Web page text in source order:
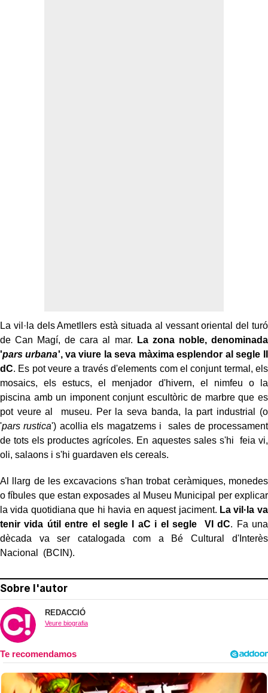
La vil·la dels Ametllers està situada al vessant oriental del turó
de Can Magí,de cara al mar.
La zona noble, denominada
'pars urbana', va viure la seva màxima esplendor al segle II
dC. Es pot veure a través d'elements com el conjunt termal, els
mosaics, els estucs, el menjador d'hivern, el nimfeu o la
piscina amb un imponent conjunt escultòric de marbre que es
pot veure al museu. Per la seva banda, la part industrial (o
'pars rustica') acollia els magatzems i sales de processament
de tots els productes agrícoles. En aquestes sales s'hi feia vi,
oli, salaons i s'hi guardaven els cereals.
Al llarg de les excavacions s'han trobat ceràmiques, monedes
o fíbules que estan exposades al Museu Municipal per explicar
la vida quotidiana que hi havia en aquest jaciment. La vil·la va
tenir vida útil entre el segle I aC i el segle VI dC. Fa una
dècada va ser catalogada com a Bé Cultural d'Interès
Nacional (BCIN).
Sobre l'autor
REDACCIÓ
Veure biografia